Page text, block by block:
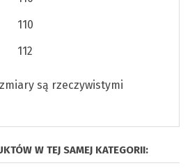
110
112
są rzeczywistymi
W TEJ SAMEJ KATEGORII: